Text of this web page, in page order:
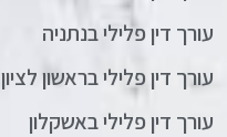
עורך דין פלילי בנתניה
עורך דין פלילי בראשון לציון
עורך דין פלילי באשקלון